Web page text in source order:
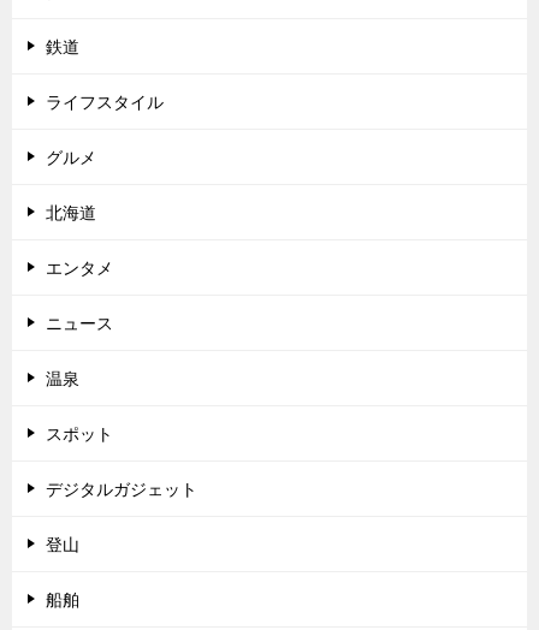
鉄道
ライフスタイル
グルメ
北海道
エンタメ
ニュース
温泉
スポット
デジタルガジェット
登山
船舶